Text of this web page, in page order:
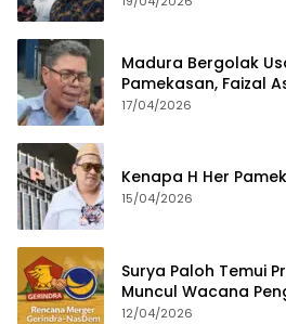
Madura Bergolak
Pamekasan, Faizal
Bongkar Permainan
17/04/2026
Kenapa H Her
15/04/2026
Surya Paloh Temui
Muncul Wacana
dan Gerindra
12/04/2026